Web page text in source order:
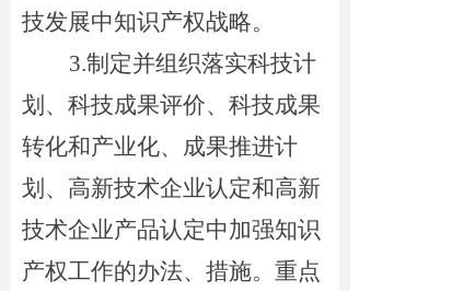
技发展中知识产权战略。
3.制定并组织落实科技计
划、科技成果评价、科技成果
转化和产业化、成果推进计
划、高新技术企业认定和高新
技术企业产品认定中加强知识
产权工作的办法、措施。重点